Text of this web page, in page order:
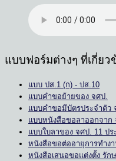
แบบฟอร์มต่างๆ ที่เกี่ยว
แบบ ปส.1 (ก) - ปส.10
แบบคำขอย้ายของ จศป.
แบบคำขอมีบัตรประจำตัว
แบบหนังสือขอลาออกจาก
แบบใบลาของ จศป. 11 ปร
หนังสือขอต่ออายุการทำง
หนังสือเสนอขอแต่งตั้ง รัก